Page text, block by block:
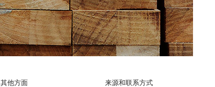
其他方面 来源和联系方式